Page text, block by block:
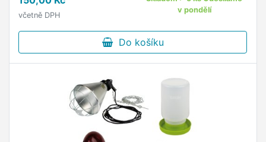
nosnic.
včetně DPH
v pondělí
Do košíku